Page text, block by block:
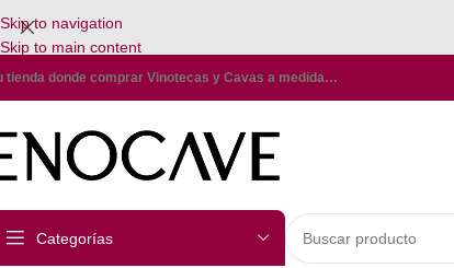
Skip to navigation
Skip to main content
tienda donde comprar Vinotecas y Cavas a medida…
Categorías